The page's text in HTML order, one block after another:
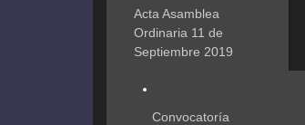
Acta Asamblea
Ordinaria 11 de
Septiembre 2019
Convocatoría